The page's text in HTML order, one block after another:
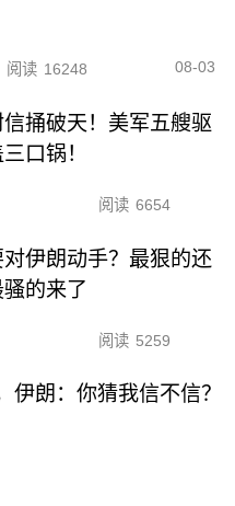
阅读 16248 08-03
信捅破天！美军五艘驱
口锅！
阅读 6654
伊朗动手？最狠的还
的来了
阅读 5259
朗：你猜我信不信？